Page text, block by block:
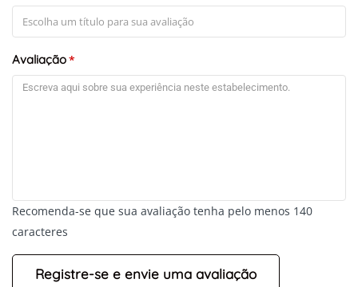
Avaliação*
Recomenda-se que sua avaliação tenha pelo menos 140
caracteres